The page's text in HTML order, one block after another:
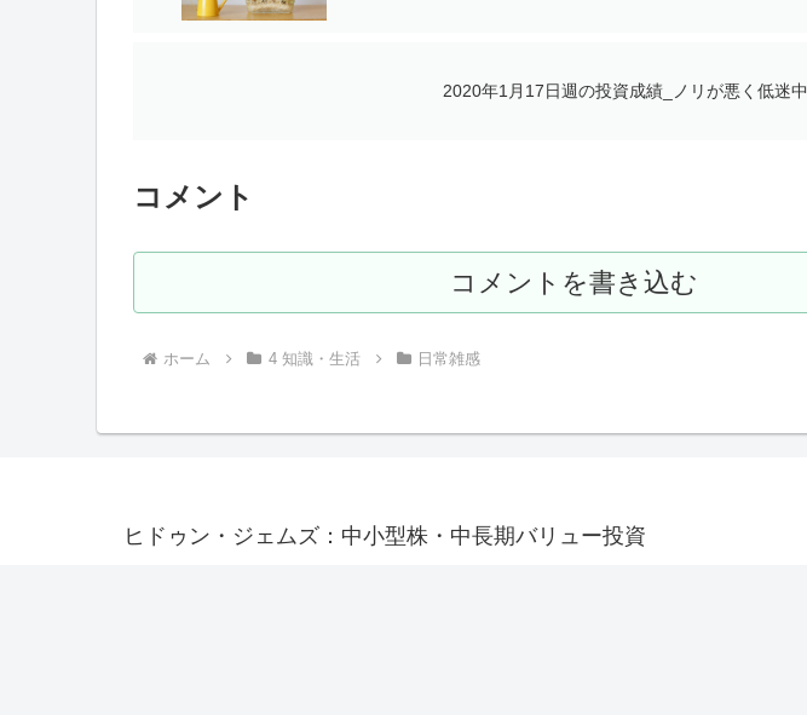
2020年1月17日週の投資成績_ノリが悪く低迷中
コメント
コメントを書き込む
ホーム 4 知識・生活 日常雑感
ヒドゥン・ジェムズ：中小型株・中長期バリュー投資